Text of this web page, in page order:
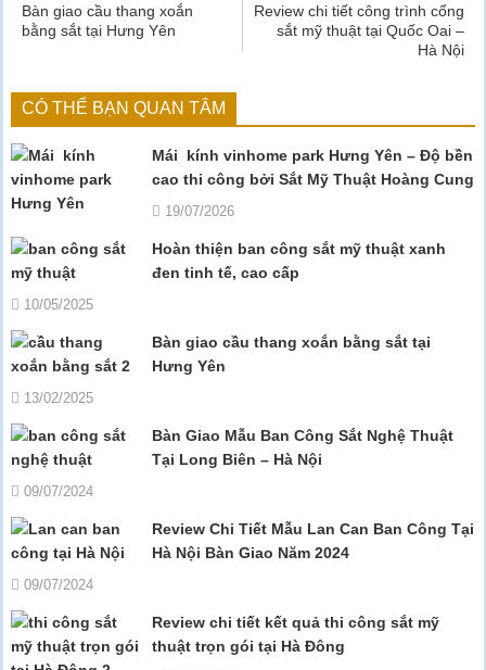
Bàn giao cầu thang xoắn
bằng sắt tại Hưng Yên
Review chi tiết công trình cổng
sắt mỹ thuật tại Quốc Oai –
Hà Nội
CÓ THỂ BẠN QUAN TÂM
Mái kính vinhome park Hưng Yên – Độ bền
cao thi công bởi Sắt Mỹ Thuật Hoàng Cung
19/07/2026
Hoàn thiện ban công sắt mỹ thuật xanh
đen tinh tế, cao cấp
10/05/2025
Bàn giao cầu thang xoắn bằng sắt tại
Hưng Yên
13/02/2025
Bàn Giao Mẫu Ban Công Sắt Nghệ Thuật
Tại Long Biên – Hà Nội
09/07/2024
Review Chi Tiết Mẫu Lan Can Ban Công Tại
Hà Nội Bàn Giao Năm 2024
09/07/2024
Review chi tiết kết quả thi công sắt mỹ
thuật trọn gói tại Hà Đông